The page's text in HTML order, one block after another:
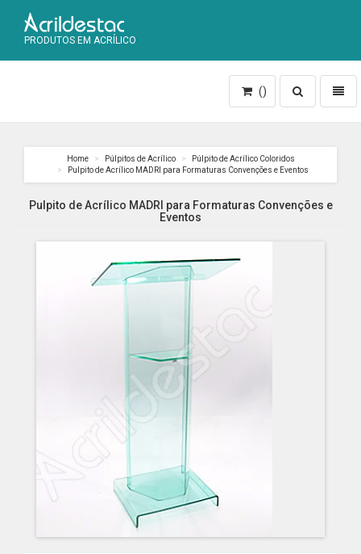
PRODUTOS EM ACRÍLICO
Toggle
search
()
Home Púlpitos de Acrílico
Púlpito de Acrílico Coloridos
Pulpito de Acrílico MADRI para Formaturas Convenções e Eventos
Pulpito de Acrílico MADRI para Formaturas Convenções e
Eventos